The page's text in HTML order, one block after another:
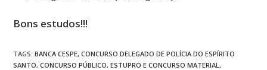
Bons estudos!!!
TAGS:BANCA CESPE, CONCURSO DELEGADO DE POLÍCIA DO ESPÍRITO
SANTO, CONCURSO PÚBLICO, ESTUPRO E CONCURSO MATERIAL ,